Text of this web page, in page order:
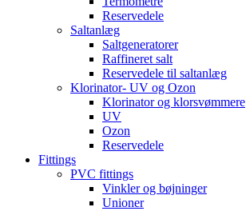
Reservedele
Saltanlæg
Saltgeneratorer
Raffineret salt
Reservedele til saltanlæg
Klorinator- UV og Ozon
Klorinator og klorsvømmere
UV
Ozon
Reservedele
Fittings
PVC fittings
Vinkler og bøjninger
Unioner